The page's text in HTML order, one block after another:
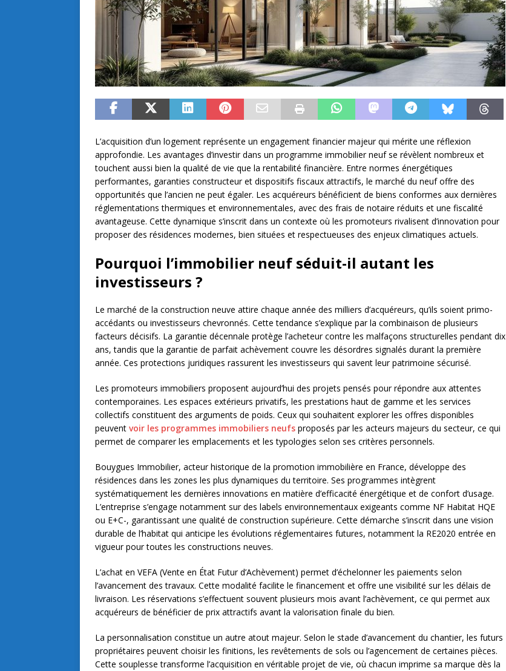
L’acquisition d’un logement représente un engagement financier majeur qui mérite une réflexion
approfondie. Les avantages d’investir dans un programme immobilier neuf se révèlent nombreux et
touchent aussi bien la qualité de vie que la rentabilité financière. Entre normes énergétiques
performantes, garanties constructeur et dispositifs fiscaux attractifs, le marché du neuf offre des
opportunités que l’ancien ne peut égaler. Les acquéreurs bénéficient de biens conformes aux dernières
réglementations thermiques et environnementales, avec des frais de notaire réduits et une fiscalité
avantageuse. Cette dynamique s’inscrit dans un contexte où les promoteurs rivalisent d’innovation pour
proposer des résidences modernes, bien situées et respectueuses des enjeux climatiques actuels.
Pourquoi l’immobilier neuf séduit-il autant les
investisseurs ?
Le marché de la construction neuve attire chaque année des milliers d’acquéreurs, qu’ils soient primo-
accédants ou investisseurs chevronnés. Cette tendance s’explique par la combinaison de plusieurs
facteurs décisifs. La garantie décennale protège l’acheteur contre les malfaçons structurelles pendant dix
ans, tandis que la garantie de parfait achèvement couvre les désordres signalés durant la première
année. Ces protections juridiques rassurent les investisseurs qui savent leur patrimoine sécurisé.
Les promoteurs immobiliers proposent aujourd’hui des projets pensés pour répondre aux attentes
contemporaines. Les espaces extérieurs privatifs, les prestations haut de gamme et les services
collectifs constituent des arguments de poids. Ceux qui souhaitent explorer les offres disponibles
peuvent voir les programmes immobiliers neufs proposés par les acteurs majeurs du secteur, ce qui
permet de comparer les emplacements et les typologies selon ses critères personnels.
Bouygues Immobilier, acteur historique de la promotion immobilière en France, développe des
résidences dans les zones les plus dynamiques du territoire. Ses programmes intègrent
systématiquement les dernières innovations en matière d’efficacité énergétique et de confort d’usage.
L’entreprise s’engage notamment sur des labels environnementaux exigeants comme NF Habitat HQE
ou E+C-, garantissant une qualité de construction supérieure. Cette démarche s’inscrit dans une vision
durable de l’habitat qui anticipe les évolutions réglementaires futures, notamment la RE2020 entrée en
vigueur pour toutes les constructions neuves.
L’achat en VEFA (Vente en État Futur d’Achèvement) permet d’échelonner les paiements selon
l’avancement des travaux. Cette modalité facilite le financement et offre une visibilité sur les délais de
livraison. Les réservations s’effectuent souvent plusieurs mois avant l’achèvement, ce qui permet aux
acquéreurs de bénéficier de prix attractifs avant la valorisation finale du bien.
La personnalisation constitue un autre atout majeur. Selon le stade d’avancement du chantier, les futurs
propriétaires peuvent choisir les finitions, les revêtements de sols ou l’agencement de certaines pièces.
Cette souplesse transforme l’acquisition en véritable projet de vie, où chacun imprime sa marque dès la